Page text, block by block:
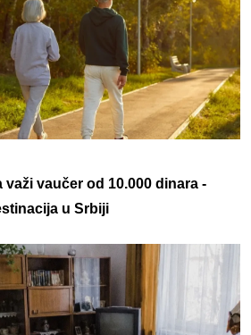
važi vaučer od 10.000 dinara -
u Srbiji